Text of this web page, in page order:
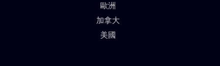
歐洲
加拿大
美國